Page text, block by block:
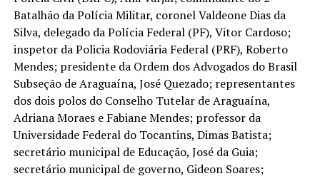
Batalhão da Polícia Militar, coronel Valdeone Dias da
Silva, delegado da Polícia Federal (PF), Vitor Cardoso;
inspetor da Policia Rodoviária Federal (PRF), Roberto
Mendes; presidente da Ordem dos Advogados do Brasil
Subseção de Araguaína, José Quezado; representantes
dos dois polos do Conselho Tutelar de Araguaína,
Adriana Moraes e Fabiane Mendes; professor da
Universidade Federal do Tocantins, Dimas Batista;
secretário municipal de Educação, José da Guia;
secretário municipal de governo, Gideon Soares;